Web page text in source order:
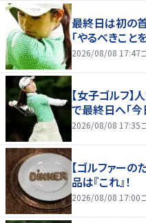
最終日は初の
「やるべきこと
2026/08/08 17:47
【女子ゴルフ】
で最終日へ「
2026/08/08 17:35
【ゴルファー
品は『これ』！
2026/08/08 17:00